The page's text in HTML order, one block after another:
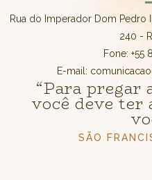
Rua do Imperador Dom Pedro
240 -
Fone: +55
E-mail:
“Para pregar
você deve ter
SÃO